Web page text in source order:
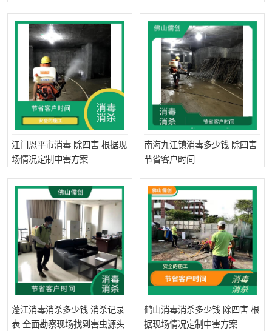
江门恩平市消毒 除四害 根据现
场情况定制中害方案
南海九江镇消毒多少钱 除四害
节省客户时间
蓬江消毒消杀多少钱 消杀记录
表 全面勘察现场找到害虫源头
鹤山消毒消杀多少钱 除四害 根
据现场情况定制中害方案